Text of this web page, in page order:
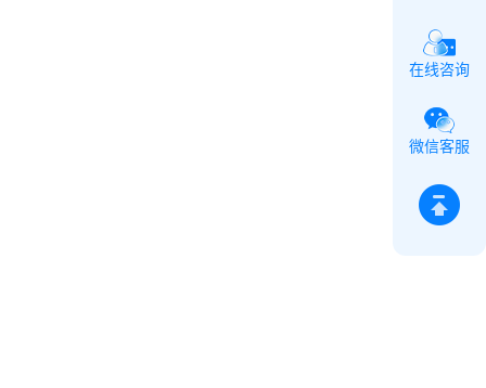
在线咨询
微信客服